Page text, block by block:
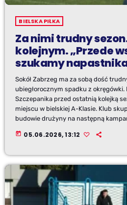
BIELSKA PIŁKA
Za nimi trudny
kolejnym. „Przede
szukamy
Sokół Zabrzeg ma za sobą dość
ubiegłorocznym spadku z okręgówki.
Szczepanika przed ostatnią kolejką
miejscu w bielskiej A-Klasie. Klub
budowie drużyny na następną
today 05.06.2026, 13:12